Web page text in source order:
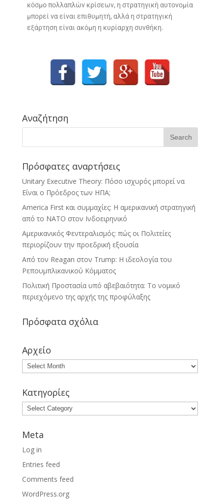
κόσμο πολλαπλών κρίσεων, η στρατηγική αυτονομία
μπορεί να είναι επιθυμητή, αλλά η στρατηγική
εξάρτηση είναι ακόμη η κυρίαρχη συνθήκη.
Αναζήτηση
Πρόσφατες αναρτήσεις
Unitary Executive Theory: Πόσο ισχυρός μπορεί να
Είναι ο Πρόεδρος των ΗΠΑ;
America First και συμμαχίες: Η αμερικανική στρατηγική
από το ΝΑΤΟ στον Ινδοειρηνικό
Αμερικανικός Φεντεραλισμός: πώς οι Πολιτείες
περιορίζουν την προεδρική εξουσία
Από τον Reagan στον Trump: Η ιδεολογία του
Ρεπουμπλικανικού Κόμματος
Πολιτική Προστασία υπό αβεβαιότητα: Το νομικό
περιεχόμενο της αρχής της προφύλαξης
Πρόσφατα σχόλια
Αρχείο
Κατηγορίες
Meta
Log in
Entries feed
Comments feed
WordPress.org